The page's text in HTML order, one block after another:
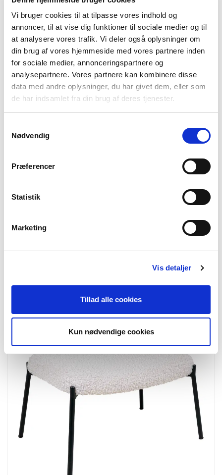
Vi bruger cookies til at tilpasse vores indhold og
annoncer, til at vise dig funktioner til sociale medier og til
at analysere vores trafik. Vi deler også oplysninger om
din brug af vores hjemmeside med vores partnere inden
for sociale medier, annonceringspartnere og
analysepartnere. Vores partnere kan kombinere disse
data med andre oplysninger, du har givet dem, eller som
de har indsamlet fra din brug af deres tjenester.
Nødvendig
Præferencer
Statistik
Marketing
Vis detaljer
Tillad alle cookies
Kun nødvendige cookies
Erto Taburet